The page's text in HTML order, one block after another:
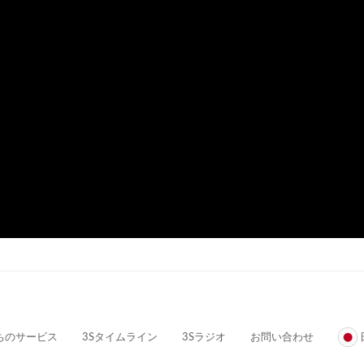
のサービス 3Sタイムライン 3Sラジオ お問い合わせ